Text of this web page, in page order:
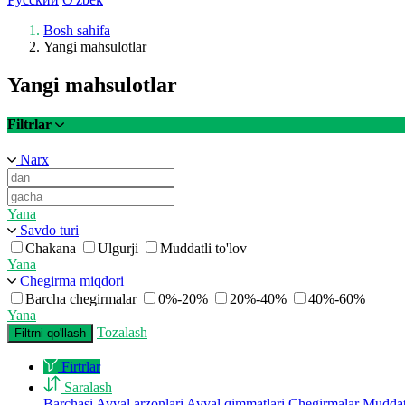
Bosh sahifa
Yangi mahsulotlar
Yangi mahsulotlar
Filtrlar
Narx
Yana
Savdo turi
Chakana
Ulgurji
Muddatli to'lov
Yana
Chegirma miqdori
Barcha chegirmalar
0%-20% 20%-40%
40%-60%
Yana
Filtrni qo'llash Tozalash
Firtrlar
Saralash